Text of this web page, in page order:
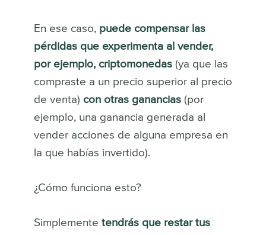
En ese caso, puede compensar las
pérdidas que experimenta al vender,
por ejemplo, criptomonedas(ya que las
compraste a un precio superior al precio
de venta) con otras ganancias(por
ejemplo, una ganancia generada al
vender acciones de alguna empresa en
la que habías invertido).
¿Cómo funciona esto?
Simplemente tendrás que restar tus